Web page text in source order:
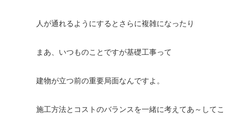
人が通れるようにするとさらに複雑になったり
まあ、いつものことですが基礎工事って
建物が立つ前の重要局面なんですよ。
施工方法とコストのバランスを一緒に考えてあ～して